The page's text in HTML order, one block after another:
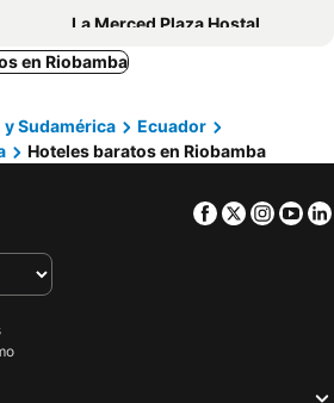
La Merced Plaza Hostal
Hostería El Troje Experience
Wanderlot - Hotel Plaza Central
Mirador de Bellavista Riobamba
Hotel Nuestra Casa Riobamba
en Riobamba
Sudamérica
Ecuador
Hoteles baratos en Riobamba
Facebook
Twitter